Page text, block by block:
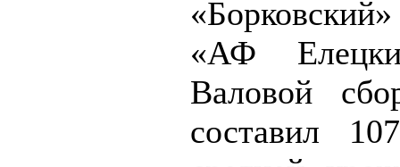
«АФ
Валовой
составил